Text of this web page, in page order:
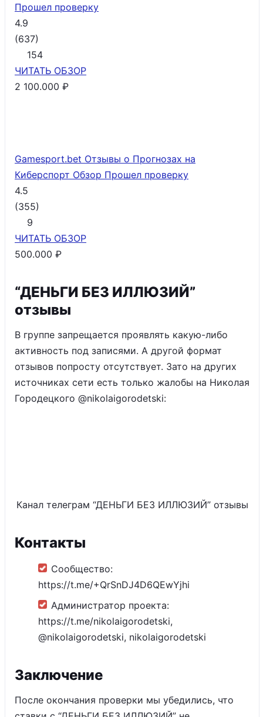
Прошел проверку
4.9
(637)
154
ЧИТАТЬ ОБЗОР
2 100.000 ₽
Gamesport.bet Отзывы о Прогнозах на
Киберспорт Обзор Прошел проверку
4.5
(355)
9
ЧИТАТЬ ОБЗОР
500.000 ₽
“ДЕНЬГИ БЕЗ ИЛЛЮЗИЙ”
отзывы
В группе запрещается проявлять какую-либо
активность под записями. А другой формат
отзывов попросту отсутствует. Зато на других
источниках сети есть только жалобы на Николая
Городецкого @nikolaigorodetski:
Канал телеграм “ДЕНЬГИ БЕЗ ИЛЛЮЗИЙ” отзывы
Контакты
Сообщество:
https://t.me/+QrSnDJ4D6QEwYjhi
Администратор проекта:
https://t.me/nikolaigorodetski,
@nikolaigorodetski, nikolaigorodetski
Заключение
После окончания проверки мы убедились, что